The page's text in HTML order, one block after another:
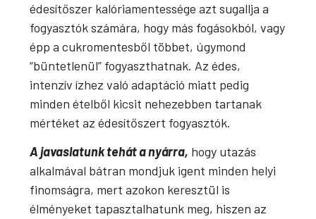
édesítőszer kalóriamentessége azt sugallja a
fogyasztók számára, hogy más fogásokból, vagy
épp a cukromentesből többet, úgymond
“büntetlenül” fogyaszthatnak. Az édes,
intenzív ízhez való adaptáció miatt pedig
minden ételből kicsit nehezebben tartanak
mértéket az édesítőszert fogyasztók.
A javaslatunk tehát a nyárra, hogy utazás
alkalmával bátran mondjuk igent minden helyi
finomságra, mert azokon keresztül is
élményeket tapasztalhatunk meg, hiszen az